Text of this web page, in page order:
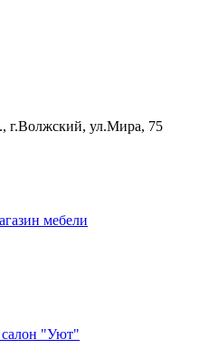
г.Волжский, ул.Мира, 75
"Уют"